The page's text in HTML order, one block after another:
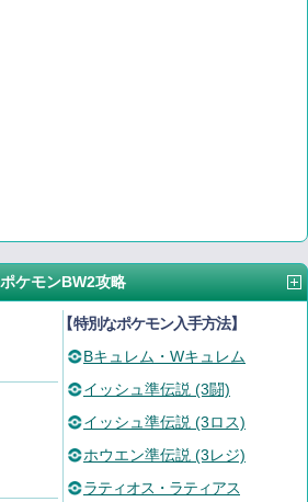
ポケモンBW2攻略
【特別なポケモン入手方法】
Bキュレム・Wキュレム
イッシュ準伝説 (3闘)
イッシュ準伝説 (3ロス)
ホウエン準伝説 (3レジ)
ラティオス・ラティアス